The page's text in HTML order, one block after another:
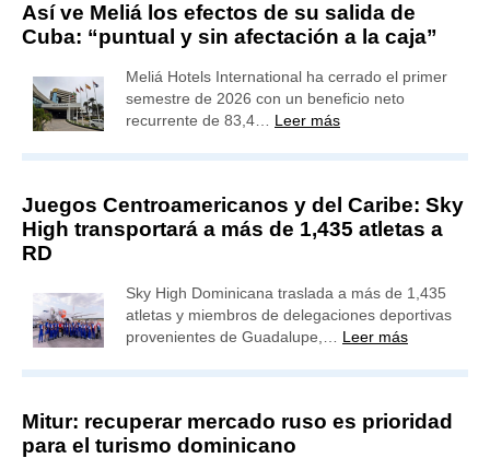
Así ve Meliá los efectos de su salida de
Cuba: “puntual y sin afectación a la caja”
Meliá Hotels International ha cerrado el primer
semestre de 2026 con un beneficio neto
recurrente de 83,4… Leer más
Juegos Centroamericanos y del Caribe: Sky
High transportará a más de 1,435 atletas a
RD
Sky High Dominicana traslada a más de 1,435
atletas y miembros de delegaciones deportivas
provenientes de Guadalupe,… Leer más
Mitur: recuperar mercado ruso es prioridad
para el turismo dominicano